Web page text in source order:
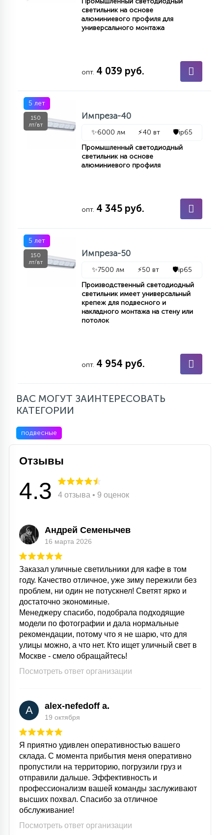
светильник на основе
алюминиевого профиля для
универсального монтажа
опт. 4 039 руб.
5 лет
150
лт/вт
Импреза-40
✨6000 лм ⚡40 вт 🛡️ip65
Промышленный светодиодный
светильник на основе
алюминиевого профиля
опт. 4 345 руб.
5 лет
150
лт/вт
Импреза-50
✨7500 лм ⚡50 вт 🛡️ip65
Производственный светодиодный
светильник имеет универсальный
крепеж для подвесного и
накладного монтажа на стену или
потолок
опт. 4 954 руб.
ВАС МОГУТ ЗАИНТЕРЕСОВАТЬ
КАТЕГОРИИ
подвесные
Отзывы
4.3 4 отзыва • 9 оценок
Андрей Семенычев
16 марта 2026
Заказал уличные светильники для кафе в том
году. Качество отличное, уже зиму пережили без
проблем, ни один не потускнел! Светят ярко и
достаточно экономиные.
Менеджеру спасибо, подобрала подходящие
модели по фотографии и дала нормальные
рекомендации, потому что я не шарю, что для
улицы можно, а что нет. Кто ищет уличный свет в
Москве - смело обращайтесь!
Посмотреть ответ организации
A alex-nefedoff a.
19 октября
Я приятно удивлен оперативностью вашего
склада. С момента прибытия меня оперативно
пропустили на территорию, погрузили груз и
отправили дальше. Эффективность и
профессионализм вашей команды заслуживают
высших похвал. Спасибо за отличное
обслуживание!
Посмотреть ответ организации